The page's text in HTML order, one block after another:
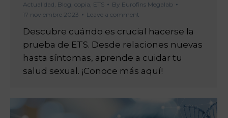
Actualidad Blog copia ETS By Eurofins Megalab
17 noviembre 2023
Leave a comment
Descubre cuándo es crucial hacerse la
prueba de ETS. Desde relaciones nuevas
hasta síntomas, aprende a cuidar tu
salud sexual. ¡Conoce más aquí!